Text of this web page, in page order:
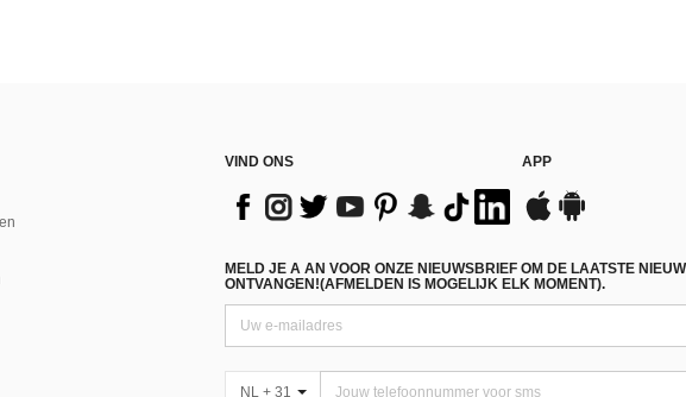
VIND ONS APP
MELD JE A AN VOOR ONZE NIEUWSBRIEF OM DE LAATSTE
ONTVANGEN!(AFMELDEN IS MOGELIJK ELK MOMENT).
NL + 31